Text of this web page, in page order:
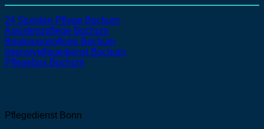
24 Stunden Pflege Bochum
Assistenzpflege Bochum
Beatmungspflege Bochum
Intensivpflegedienst Bochum
Pflegebox Bochum
Pflegedienst Bonn